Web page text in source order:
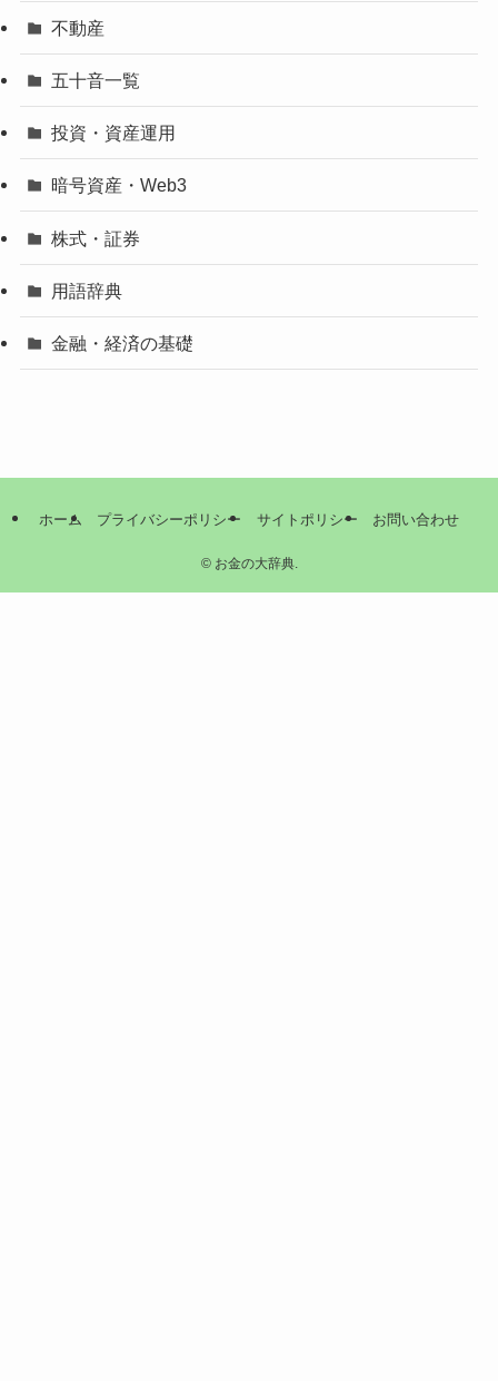
不動産
五十音一覧
投資・資産運用
暗号資産・Web3
株式・証券
用語辞典
金融・経済の基礎
ホーム プライバシーポリシー サイトポリシー お問い合わせ
©お金の大辞典.